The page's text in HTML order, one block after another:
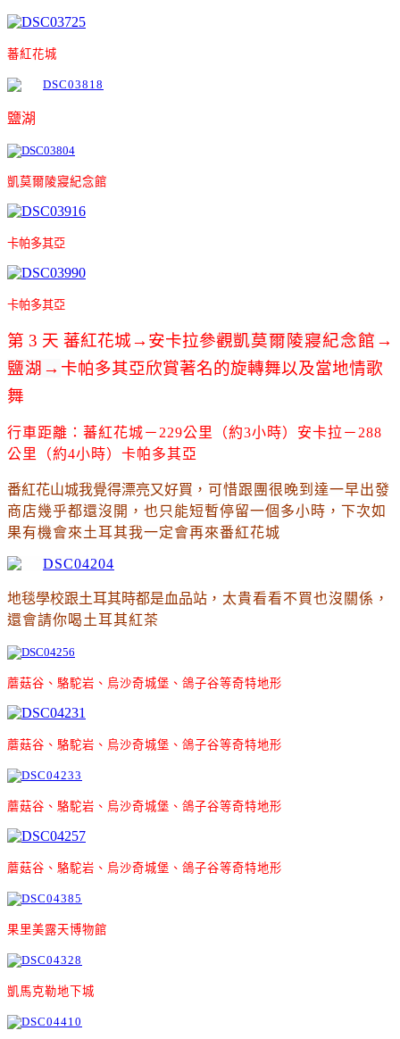
蕃紅花城
鹽湖
凱莫爾陵寢紀念館
卡帕多其亞
卡帕多其亞
第 3 天 蕃紅花城→安卡拉參觀凱莫爾陵寢紀念館 →
鹽湖→ 卡帕多其亞欣賞著名的旋轉舞以及當地情歌
舞
行車距離：蕃紅花城－229公里（約3小時）安卡拉－288
公里（約4小時）卡帕多其亞
番紅花山城我覺得漂亮又好買 ，可惜跟團很晚到達一早出發
商店幾乎都還沒開 ，也只能短暫停留一個多小時 ，下次如
果有機會來土耳其我一定會再來番紅花城
地毯學校跟土耳其時都是血品站 ，太貴看看不買也沒關係 ，
還會請你喝土耳其紅茶
蘑菇谷、駱駝岩、烏沙奇城堡、鴿子谷等奇特地形
蘑菇谷、駱駝岩、烏沙奇城堡、鴿子谷等奇特地形
蘑菇谷、駱駝岩、烏沙奇城堡、鴿子谷等奇特地形
蘑菇谷、駱駝岩、烏沙奇城堡、鴿子谷等奇特地形
果里美露天博物館
凱馬克勒地下城